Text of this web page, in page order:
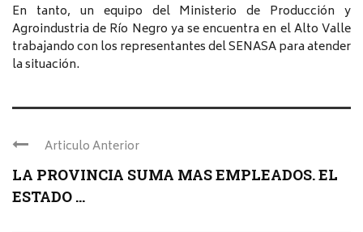
En tanto, un equipo del Ministerio de Producción y
Agroindustria de Río Negro ya se encuentra en el Alto Valle
trabajando con los representantes del SENASA para atender
la situación.
Articulo Anterior
LA PROVINCIA SUMA MAS EMPLEADOS. EL
ESTADO ...